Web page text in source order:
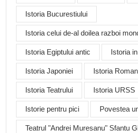
Istoria Bucurestiului
Istoria celui de-al doilea razboi
Istoria Egiptului antic Istoria
Istoria Japoniei Istoria
Istoria Teatrului Istoria URSS
Istorie pentru pici Povestea
Teatrul "Andrei Muresanu" Sfantu